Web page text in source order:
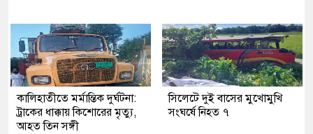
কালিহাতীতে মর্মান্তিক দুর্ঘটনা:
ট্রাকের ধাক্কায় কিশোরের মৃত্যু,
আহত তিন সঙ্গী
সিলেটে দুই বাসের মুখোমুখি
সংঘর্ষে নিহত ৭